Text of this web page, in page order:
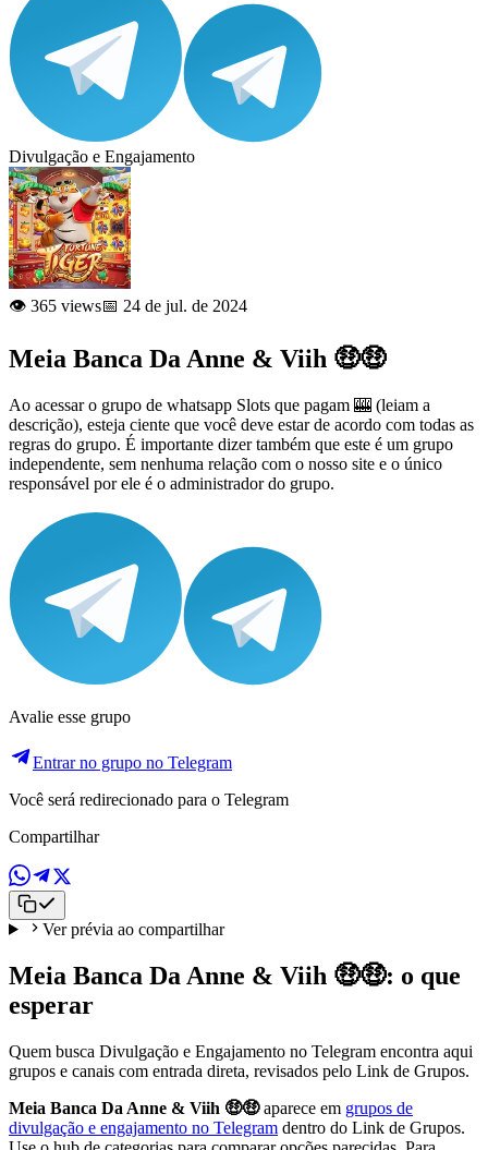
Divulgação e Engajamento
👁️ 365 views📅 24 de jul. de 2024
Meia Banca Da Anne & Viih 🤑🤑
Ao acessar o grupo de whatsapp Slots que pagam 🎰 (leiam a
descrição), esteja ciente que você deve estar de acordo com todas as
regras do grupo. É importante dizer também que este é um grupo
independente, sem nenhuma relação com o nosso site e o único
responsável por ele é o administrador do grupo.
Avalie esse grupo
Entrar no grupo no Telegram
Você será redirecionado para o Telegram
Compartilhar
Ver prévia ao compartilhar
Meia Banca Da Anne & Viih 🤑🤑: o que
esperar
Quem busca Divulgação e Engajamento no Telegram encontra aqui
grupos e canais com entrada direta, revisados pelo Link de Grupos.
Meia Banca Da Anne & Viih 🤑🤑aparece em grupos de
divulgação e engajamento no Telegram dentro do Link de Grupos.